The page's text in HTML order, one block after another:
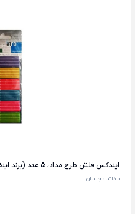
ایندکس فلش طرح مداد، 5 عدد (برند اینفو)
یاداشت چسبان